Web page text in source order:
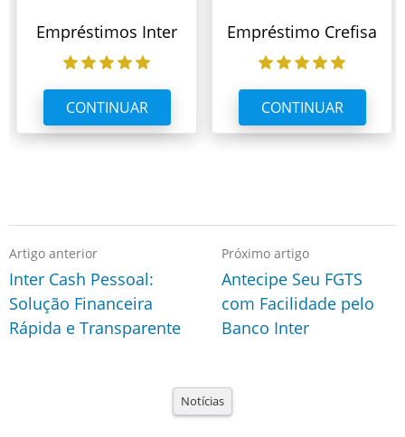
Empréstimos Inter
CONTINUAR
Empréstimo Crefisa
CONTINUAR
Artigo anterior
Inter Cash Pessoal:
Solução Financeira
Rápida e Transparente
Próximo artigo
Antecipe Seu FGTS
com Facilidade pelo
Banco Inter
Notícias